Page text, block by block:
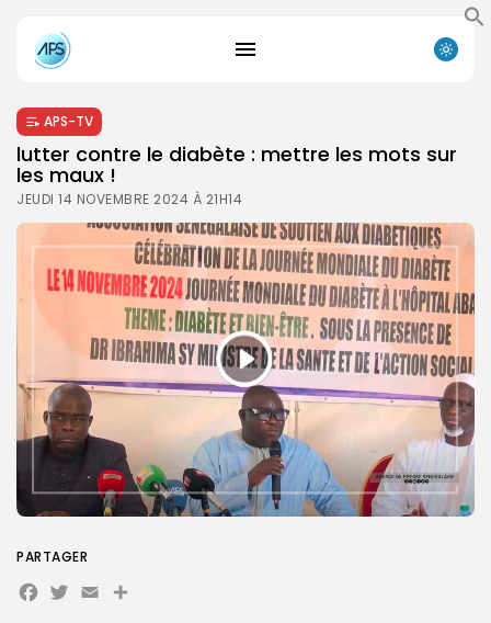
Search
APS-TV
lutter contre le diabète : mettre les mots sur
les maux !
JEUDI 14 NOVEMBRE 2024 À 21H14
PARTAGER
Facebook
Twitter
EmailPartager